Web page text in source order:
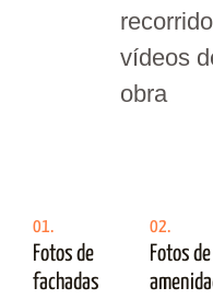
vídeos
obra
01.
Fotos de
fachadas
02.
Fotos de